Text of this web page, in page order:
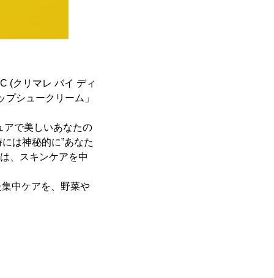
(クリマレ バイ ディ
シュークリーム」
アで美しいあなたの
は神秘的に”あなた
、スキンケアを中
中ケアを、野菜や